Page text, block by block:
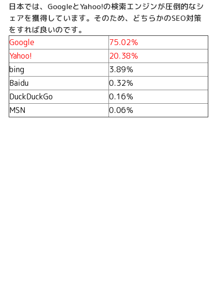
日本では、GoogleとYahoo!の検索エンジンが圧倒的なシ
ェアを獲得しています。そのため、どちらかのSEO対策
をすれば良いのです。
Google
75.02％
Yahoo!
20.38％
bing
3.89％
Baidu
0.32％
DuckDuckGo
0.16％
MSN
0.06％